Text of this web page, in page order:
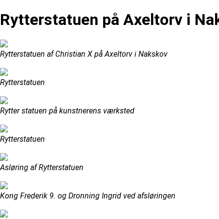
Rytterstatuen på Axeltorv i
Rytterstatuen af Christian X på Axeltorv i Nakskov
Rytterstatuen
Rytter statuen på kunstnerens værksted
Rytterstatuen
Asløring af Rytterstatuen
Kong Frederik 9. og Dronning Ingrid ved afsløringen